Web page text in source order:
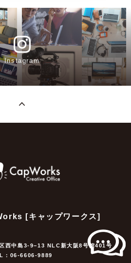
Instagram
[キャップワークス]
西中島3-9−13 NLC新大阪8号館401号
：06-6606-9889